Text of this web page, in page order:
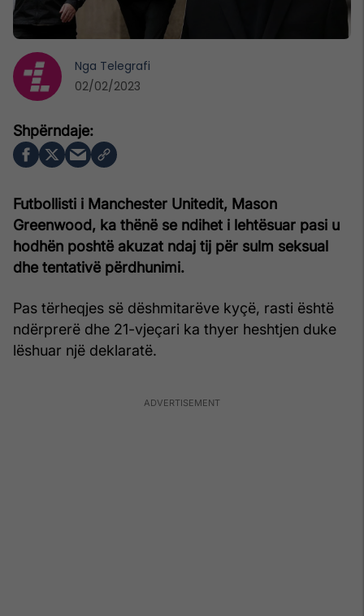
Futbollisti i Manchester Unitedit, Mason
Greenwood, ka thënë se ndihet i lehtësuar pasi u
hodhën poshtë akuzat ndaj tij për sulm seksual
dhe tentativë përdhunimi.
Pas tërheqjes së dëshmitarëve kyçë, rasti është
ndërprerë dhe 21-vjeçari ka thyer heshtjen duke
lëshuar një deklaratë.
Nga Telegrafi
02/02/2023